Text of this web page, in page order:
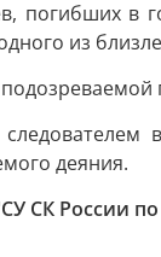
погибших в
из
деяния.
СК России